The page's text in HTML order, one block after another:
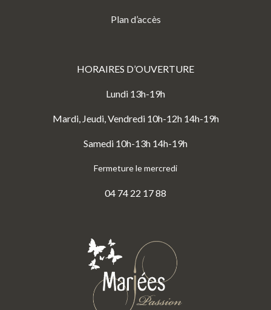
Plan d’accès
HORAIRES D’OUVERTURE
Lundi 13h-19h
Mardi, Jeudi, Vendredi 10h-12h 14h-19h
Samedi 10h-13h 14h-19h
Fermeture le mercredi
04 74 22 17 88